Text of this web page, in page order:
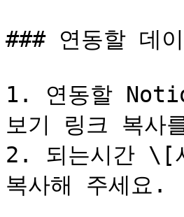
### 연동할 데
1. 연동할
보기 링크 복사
2. 되는시간 \[
복사해 주세요.